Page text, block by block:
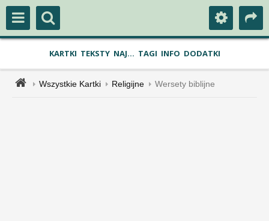
KARTKI TEKSTY NAJ... TAGI INFO DODATKI
Wszystkie Kartki Religijne Wersety biblijne